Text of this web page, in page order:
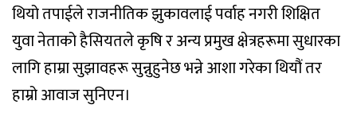
थियो तपाईले राजनीतिक झुकावलाई पर्वाह नगरी शिक्षित
युवा नेताको हैसियतले कृषि र अन्य प्रमुख क्षेत्रहरूमा सुधारका
लागि हाम्रा सुझावहरू सुन्नुहुनेछ भन्ने आशा गरेका थियौं तर
हाम्रो आवाज सुनिएन।